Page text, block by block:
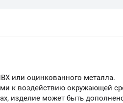
или оцинкованного металла.
к воздействию окружающей
изделие может быть